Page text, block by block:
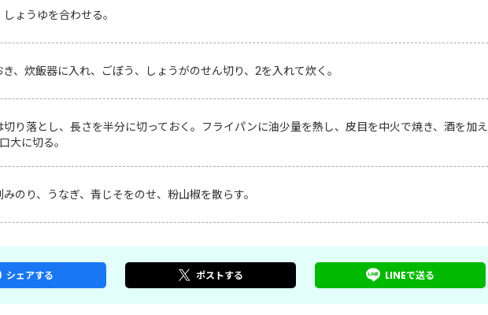
ょうゆを合わせる。
、炊飯器に入れ、ごぼう、しょうがのせん切り、2を入れて炊く。
り落とし、長さを半分に切っておく。フライパンに油少量を熱し、皮目を中火で焼き、酒を加え
大に切る。
のり、うなぎ、青じそをのせ、粉山椒を散らす。
シェアする ポストする LINEで送る